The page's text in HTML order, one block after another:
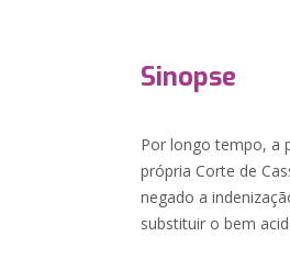
Sinopse
Por longo tempo, a
própria Corte de
negado a
substituir o bem